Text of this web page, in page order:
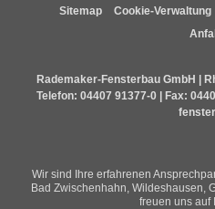
Sitemap Cookie-Verwaltung
Rademaker-Fensterbau GmbH |
Telefon: 04407 91377-0| Fax:
Wir sind Ihre erfahrenen
Bad Zwischenhahn, Wildeshausen,
freuen uns auf